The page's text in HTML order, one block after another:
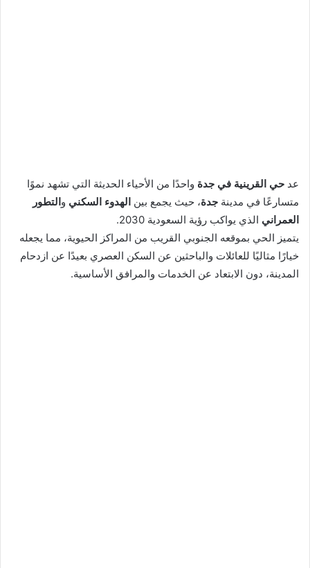
عد حي القرينية في جدة واحدًا من الأحياء الحديثة التي تشهد نموًا
متسارعًا في مدينة جدة، حيث يجمع بين الهدوء السكني والتطور
العمراني الذي يواكب رؤية السعودية 2030.
يتميز الحي بموقعه الجنوبي القريب من المراكز الحيوية، مما يجعله
خيارًا مثاليًا للعائلات والباحثين عن السكن العصري بعيدًا عن ازدحام
المدينة، دون الابتعاد عن الخدمات والمرافق الأساسية.